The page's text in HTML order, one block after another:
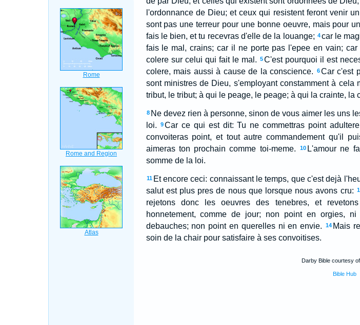
l'ordonnance de Dieu; et ceux qui resistent feront venir
sont pas une terreur pour une bonne oeuvre, mais pour
fais le bien, et tu recevras d'elle de la louange; 4car le
fais le mal, crains; car il ne porte pas l'epee en vain;
colere sur celui qui fait le mal. 5C'est pourquoi il est
colere, mais aussi à cause de la conscience.
6Car c'est
sont ministres de Dieu, s'employant constamment à cela
tribut, le tribut; à qui le peage, le peage; à qui la crainte, la
8 Ne devez rien à personne, sinon de vous aimer les uns
loi.
9Car ce qui est dit: Tu ne commettras point
convoiteras point, et tout autre commandement qu'il
aimeras ton prochain comme toi-meme.
10 L'amour ne
somme de la loi.
11 Et encore ceci: connaissant le temps, que c'est dejà
salut est plus pres de nous que lorsque nous avons cru:
rejetons donc les oeuvres des tenebres, et
honnetement, comme de jour; non point en orgies,
debauches; non point en querelles ni en envie.
14 Mais
soin de la chair pour satisfaire à ses convoitises.
Darby Bible courtesy of
Bible Hub